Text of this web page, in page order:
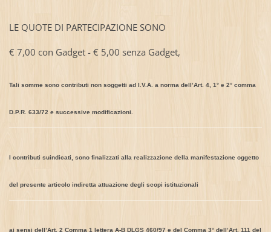
LE QUOTE DI PARTECIPAZIONE SONO
€ 7,00 con Gadget - € 5,00 senza Gadget,
Tali somme sono contributi non soggetti ad I.V.A. a norma dellʼArt. 4, 1° e 2° comma
D.P.R. 633/72 e successive modificazioni.
I contributi suindicati, sono finalizzati alla realizzazione della manifestazione oggetto
del presente articolo indiretta attuazione degli scopi istituzionali
ai sensi dellʼArt. 2 Comma 1 lettera A-B DLGS 460/97 e del Comma 3° dellʼArt. 111 del